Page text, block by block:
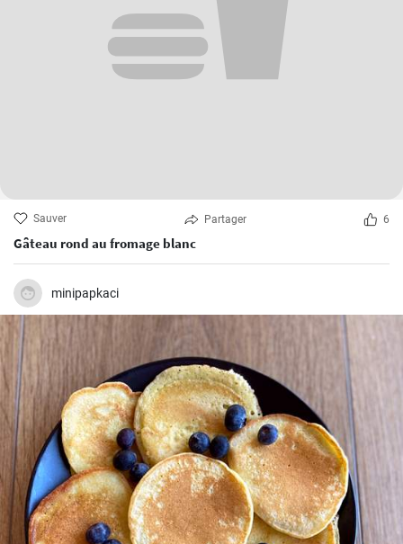
Sauver Partager 6
Gâteau rond au fromage blanc
minipapkaci